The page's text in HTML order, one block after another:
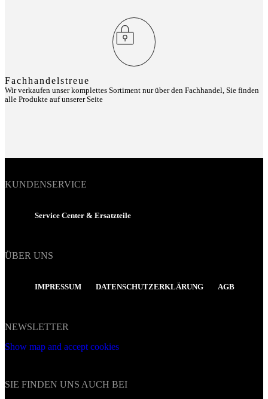
Fachhandelstreue
Wir verkaufen unser komplettes Sortiment nur über den Fachhandel, Sie finden
alle Produkte auf unserer Seite
KUNDENSERVICE
Service Center & Ersatzteile
ÜBER UNS
IMPRESSUM DATENSCHUTZERKLÄRUNG AGB
NEWSLETTER
Show map and accept cookies
SIE FINDEN UNS AUCH BEI